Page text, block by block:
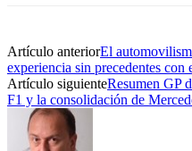
Artículo anteriorEl
experiencia sin precedentes
Artículo siguienteResumen GP
F1 y la consolidación de